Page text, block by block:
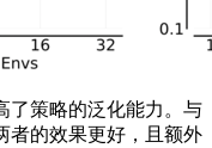
策略的泛化能力。与
者的效果更好，且额外